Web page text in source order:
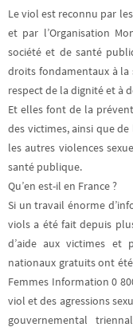
Le viol est reconnu par
et par l’Organisation
société et de santé
droits fondamentaux à la
respect de la dignité et à
Et elles font de la
des victimes, ainsi que
les autres violences
santé publique.
Qu’en est-il en France ?
Si un travail énorme
viols a été fait depuis
d’aide aux victimes et
nationaux gratuits ont
Femmes Information 0
viol et des agressions
gouvernemental